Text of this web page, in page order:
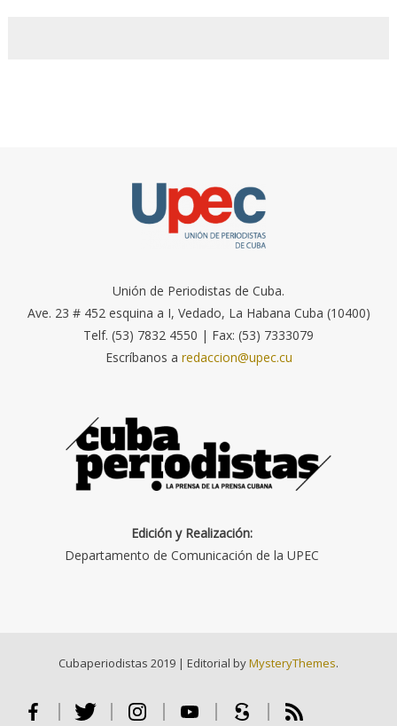
Unión de Periodistas de Cuba.
Ave. 23 # 452 esquina a I, Vedado, La Habana Cuba (10400)
Telf. (53) 7832 4550 | Fax: (53) 7333079
Escríbanos a redaccion@upec.cu
Edición y Realización:
Departamento de Comunicación de la UPEC
Cubaperiodistas 2019 | Editorial byMysteryThemes.